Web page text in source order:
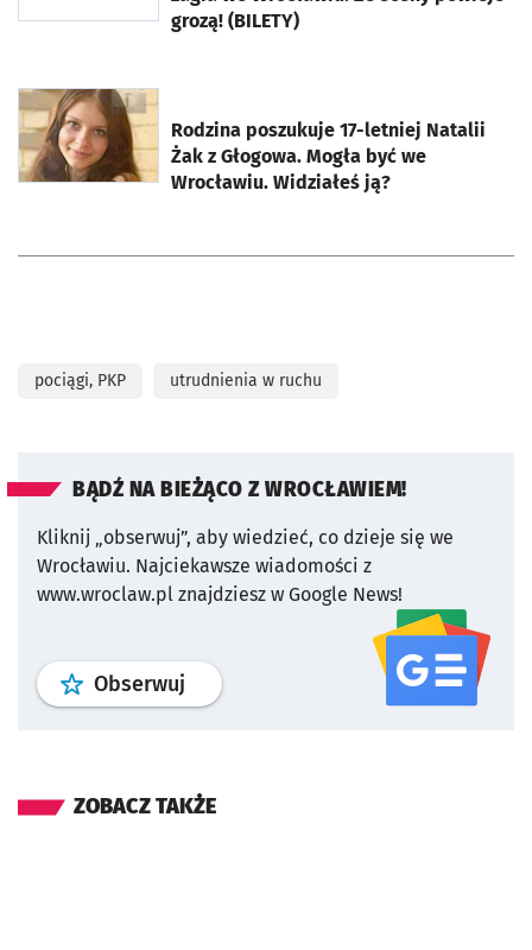
grozą! (BILETY)
Rodzina poszukuje 17-letniej Natalii
Żak z Głogowa. Mogła być we
Wrocławiu. Widziałeś ją?
otworzy się w nowej karcie
pociągi, PKP utrudnienia w ruchu
BĄDŹ NA BIEŻĄCO Z WROCŁAWIEM!
Kliknij „obserwuj”, aby wiedzieć, co dzieje się we
Wrocławiu. Najciekawsze wiadomości z
www.wroclaw.pl znajdziesz w Google News!
Obserwuj profil serwisu
ZOBACZ TAKŻE